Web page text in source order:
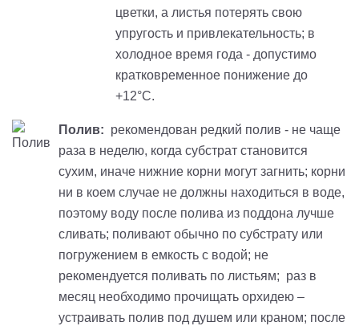
цветки, а листья потерять свою
упругость и привлекательность; в
холодное время года - допустимо
кратковременное понижение до
+12°С.
Полив: рекомендован редкий полив - не чаще
раза в неделю, когда субстрат становится
сухим, иначе нижние корни могут загнить; корни
ни в коем случае не должны находиться в воде,
поэтому воду после полива из поддона лучше
сливать; поливают обычно по субстрату или
погружением в емкость с водой; не
рекомендуется поливать по листьям; раз в
месяц необходимо прочищать орхидею –
устраивать полив под душем или краном; после